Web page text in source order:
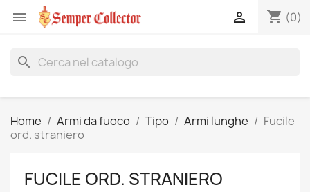
 shopping_cart (0)

search
Home Armi da fuoco Tipo Armi lunghe
Fucile
ord. straniero
FUCILE ORD. STRANIERO